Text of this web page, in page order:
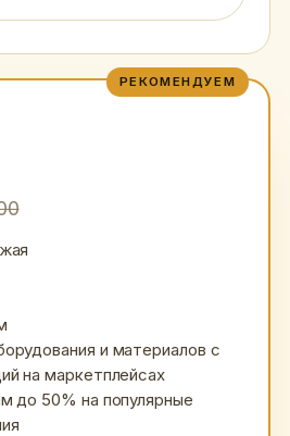
РЕКОМЕНДУЕМ
и материалов с
на маркетплейсах
до 50% на популярные